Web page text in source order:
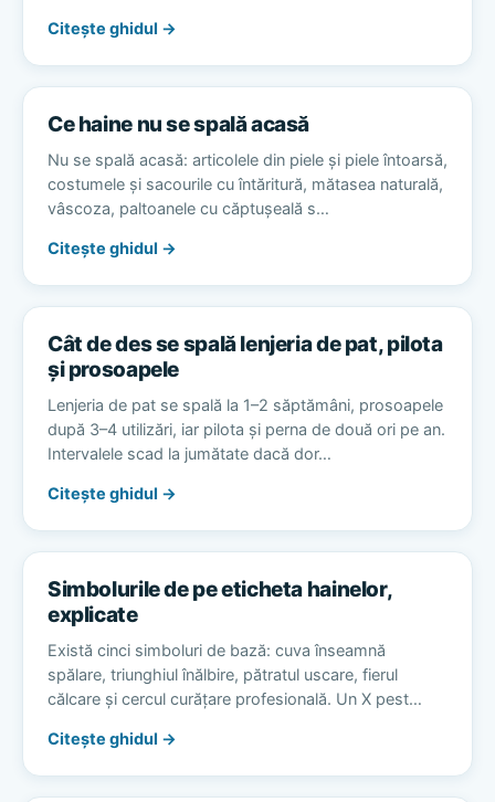
Citește ghidul →
Ce haine nu se spală acasă
Nu se spală acasă: articolele din piele și piele întoarsă,
costumele și sacourile cu întăritură, mătasea naturală,
vâscoza, paltoanele cu căptușeală s…
Citește ghidul →
Cât de des se spală lenjeria de pat, pilota
și prosoapele
Lenjeria de pat se spală la 1–2 săptămâni, prosoapele
după 3–4 utilizări, iar pilota și perna de două ori pe an.
Intervalele scad la jumătate dacă dor…
Citește ghidul →
Simbolurile de pe eticheta hainelor,
explicate
Există cinci simboluri de bază: cuva înseamnă
spălare, triunghiul înălbire, pătratul uscare, fierul
călcare și cercul curățare profesională. Un X pest…
Citește ghidul →